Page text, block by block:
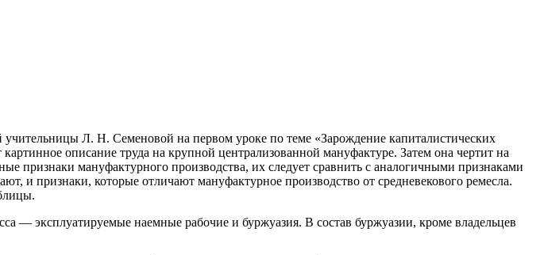
Л. Н. Семеновой на первом уроке по теме «Зарождение капиталистических
описание труда на крупной централизованной мануфактуре. Затем она чертит на
признаки мануфактурного производства, их следует сравнить с аналогичными признаками
и признаки, которые отличают мануфактурное производство от средневекового ремесла.
— эксплуатируемые наемные рабочие и буржуазия. В состав буржуазии, кроме владельцев